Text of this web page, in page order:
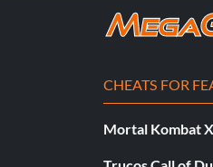
CHEATS FOR
Mortal Kombat